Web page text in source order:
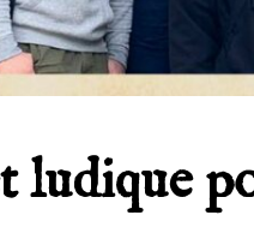
ludique